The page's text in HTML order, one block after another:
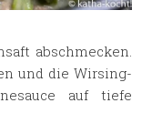
abschmecken.
und die Wirsing-
auf tiefe